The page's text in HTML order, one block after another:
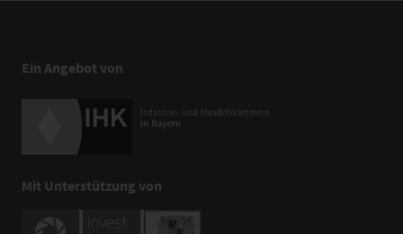
Ein Angebot von
Mit Unterstützung von